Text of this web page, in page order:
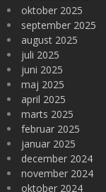
oktober 2025
september 2025
august 2025
juli 2025
juni 2025
maj 2025
april 2025
marts 2025
februar 2025
januar 2025
december 2024
november 2024
oktober 2024